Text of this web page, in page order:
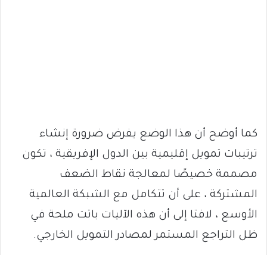
كما أوضح أن هذا الوضع يفرض ضرورة إنشاء
ترتيبات تمويل إقليمية بين الدول الإفريقية ، تكون
مصممة خصيصًا لمعالجة نقاط الضعف
المشتركة ، على أن تتكامل مع الشبكة العالمية
الأوسع ، لافتا إلى أن هذه الآليات باتت ملحة في
ظل التراجع المستمر لمصادر التمويل الخارجي.